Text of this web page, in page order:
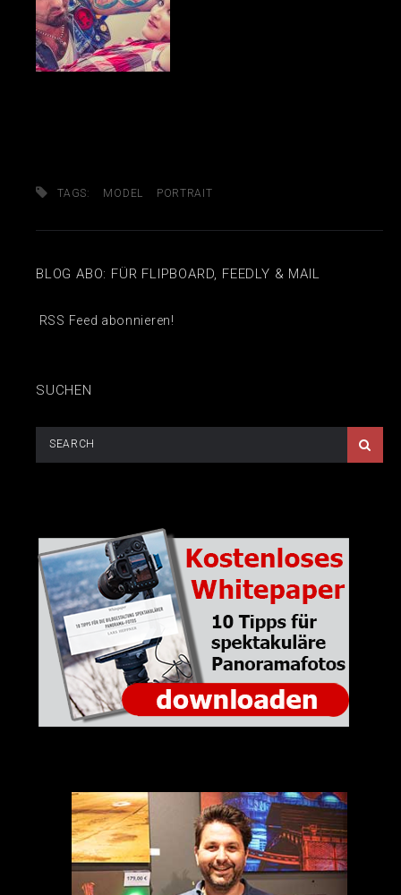
TAGS: MODEL PORTRAIT
BLOG ABO: FÜR FLIPBOARD, FEEDLY & MAIL
RSS Feed abonnieren!
SUCHEN